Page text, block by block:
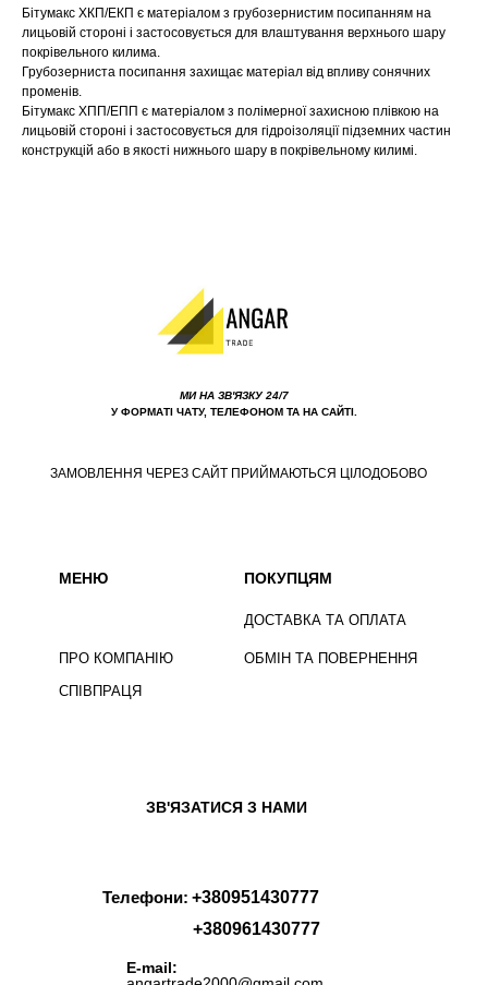
Бітумакс ХКП/ЕКП є матеріалом з грубозернистим посипанням на
лицьовій стороні і застосовується для влаштування верхнього шару
покрівельного килима.
Грубозерниста посипання захищає матеріал від впливу сонячних
променів.
Бітумакс ХПП/ЕПП є матеріалом з полімерної захисною плівкою на
лицьовій стороні і застосовується для гідроізоляції підземних частин
конструкцій або в якості нижнього шару в покрівельному килимі.
ПРО КОМПАНІЮ
СПІВПРАЦЯ
ДОСТАВКА ТА ОПЛАТА
ОБМІН ТА ПОВЕРНЕННЯ
ПОКУПЦЯМ
МИ НА ЗВ'ЯЗКУ 24/7
У ФОРМАТІ ЧАТУ, ТЕЛЕФОНОМ ТА НА САЙТІ.
ЗВ'ЯЗАТИСЯ З НАМИ
Телефони:
МЕНЮ
E-mail:
ЗАМОВЛЕННЯ ЧЕРЕЗ САЙТ ПРИЙМАЮТЬСЯ ЦІЛОДОБОВО
+380951430777
+380961430777